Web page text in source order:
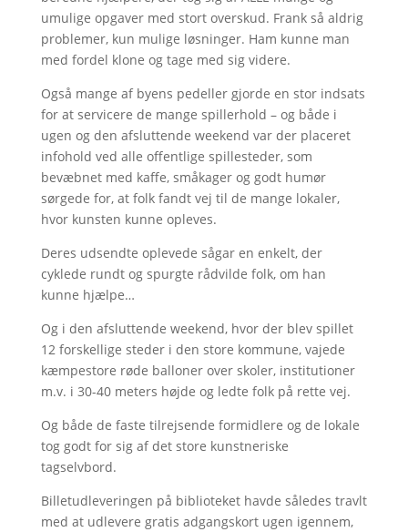
umulige opgaver med stort overskud. Frank så aldrig
problemer, kun mulige løsninger. Ham kunne man
med fordel klone og tage med sig videre.
Også mange af byens pedeller gjorde en stor indsats
for at servicere de mange spillerhold – og både i
ugen og den afsluttende weekend var der placeret
infohold ved alle offentlige spillesteder, som
bevæbnet med kaffe, småkager og godt humør
sørgede for, at folk fandt vej til de mange lokaler,
hvor kunsten kunne opleves.
Deres udsendte oplevede sågar en enkelt, der
cyklede rundt og spurgte rådvilde folk, om han
kunne hjælpe…
Og i den afsluttende weekend, hvor der blev spillet
12 forskellige steder i den store kommune, vajede
kæmpestore røde balloner over skoler, institutioner
m.v. i 30-40 meters højde og ledte folk på rette vej.
Og både de faste tilrejsende formidlere og de lokale
tog godt for sig af det store kunstneriske
tagselvbord.
Billetudleveringen på biblioteket havde således travlt
med at udlevere gratis adgangskort ugen igennem,